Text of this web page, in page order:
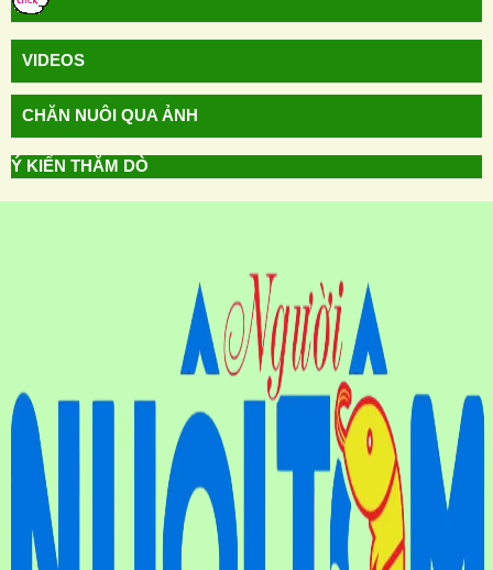
VIDEOS
CHĂN NUÔI QUA ẢNH
Ý KIẾN THĂM DÒ